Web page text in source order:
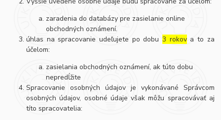
zaradenia do databázy pre zasielanie online
obchodných oznámení.
úhlas na spracovanie udeľujete po dobu3 rokova to za
účelom:
zasielania obchodných oznámení, ak túto dobu
nepredĺžite
Spracovanie osobných údajov je vykonávané Správcom
osobných údajov, osobné údaje však môžu spracovávať aj
títo spracovatelia: